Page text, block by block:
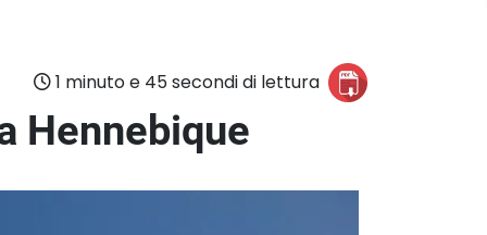
1 minuto e 45 secondi di lettura
Hennebique